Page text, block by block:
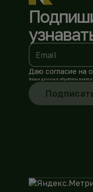
Email
Даю согласие на
Ваши данные